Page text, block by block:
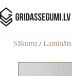
Sākums/Lamināts